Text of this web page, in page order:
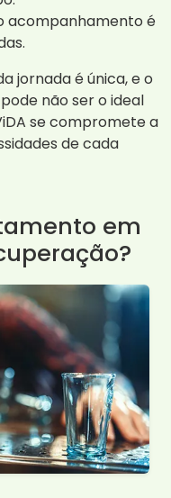
acompanhamento é
jornada é única, e o
não ser o ideal
se compromete a
de cada
em